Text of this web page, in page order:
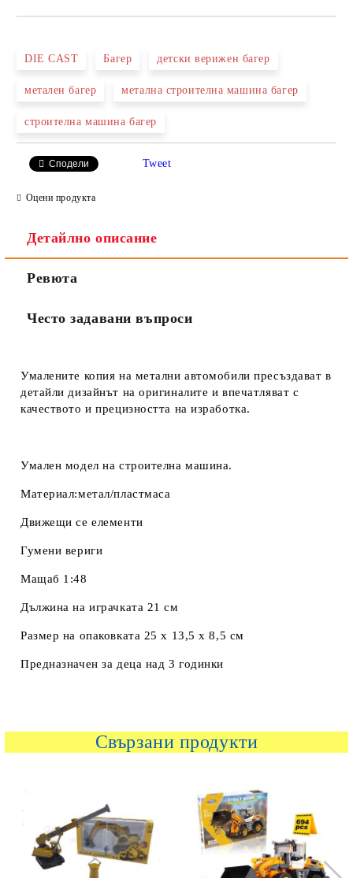
DIE CAST Багер детски верижен багер
метален багер метална строителна машина багер
строителна машина багер
Сподели Tweet
Оцени продукта
Детайлно описание
Ревюта
Често задавани въпроси
Умалените копия на метални автомобили пресъздават в
детайли дизайнът на оригиналите и впечатляват с
качеството и прецизността на изработка.
Умален модел на строителна машина.
Материал:метал/пластмаса
Движещи се елементи
Гумени вериги
Мащаб 1:48
Дължина на играчката 21 см
Размер на опаковката 25 х 13,5 х 8,5 см
Предназначен за деца над 3 годинки
Свързани продукти